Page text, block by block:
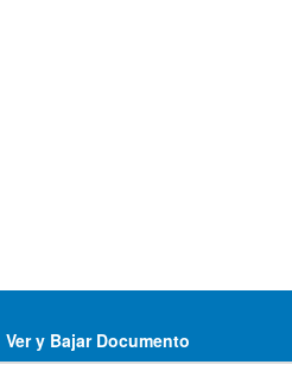
Ver y Bajar Documento